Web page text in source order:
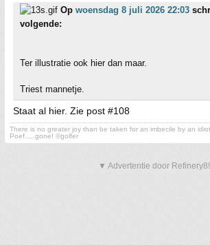
Op woensdag 8 juli 2026 22:03
volgende:
Ter illustratie ook hier dan maar.
Triest mannetje.
Staat al hier. Zie post #108
There is no greater joy than be taken for an imbecile by an
Poef.....gone! ©golfer
▼ Advertentie door